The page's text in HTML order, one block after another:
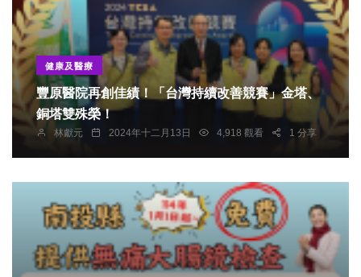
健康及醫療
豐原醫院再創佳績！「台灣持續改善競賽」金塔、
銅塔雙殊榮！
林獻元 2024年十二月13日 4,918 觀看 1 分享